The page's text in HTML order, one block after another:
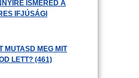
ISMERED A
IFJÚSÁGI
MUTASD MEG MIT
LETT? (461)